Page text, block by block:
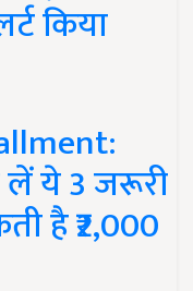
किया
ये 3 जरूरी
है ₹2,000